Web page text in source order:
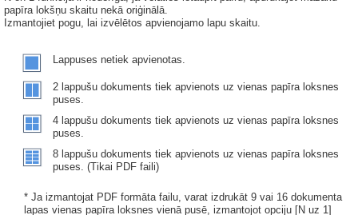
papīra lokšņu skaitu nekā oriģinālā.
Izmantojiet pogu, lai izvēlētos apvienojamo lapu skaitu.
Lappuses netiek apvienotas.
2 lappušu dokuments tiek apvienots uz vienas papīra loksnes
puses.
4 lappušu dokuments tiek apvienots uz vienas papīra loksnes
puses.
8 lappušu dokuments tiek apvienots uz vienas papīra loksnes
puses. (Tikai PDF faili)
* Ja izmantojat PDF formāta failu, varat izdrukāt 9 vai 16 dokumenta
lapas vienas papīra loksnes vienā pusē, izmantojot opciju [N uz 1]